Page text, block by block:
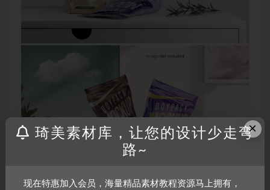
×
琦美素材库，让您的设计少走弯
路~
现在特惠加入会员，海量精品素材教程资源马上拥有，